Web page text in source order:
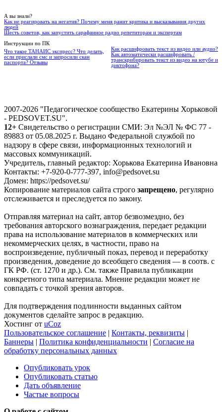
А вы знали?
Как не реагировать на негатив? Почему меня ранит критика и высказывания других
людей
Шесть советов, как запустить сарафанное радио репетиторам и экспертам
Инструкции по ПК
Что такое ТАНАИС экспресс? Что делать,
если прислали смс и запросили скан
паспорта? Отзывы
Как расшифровать текст из видео или аудио?
Как автоматически расшифровать /
транскрибировать текст из видео на ютубе и
диктофона?
2007-2026 "Педагогическое сообщество Екатерины Хорьковой
- PEDSOVET.SU".
12+ Свидетельство о регистрации СМИ: Эл №ЭЛ № ФС 77 -
89883 от 05.08.2025 г. Выдано Федеральной службой по
надзору в сфере связи, информационных технологий и
массовых коммуникаций.
Учредитель, главный редактор: Хорькова Екатерина Ивановна
Контакты: +7-920-0-777-397, info@pedsovet.su
Домен: https://pedsovet.su/
Копирование материалов сайта строго запрещено, регулярно
отслеживается и преследуется по закону.
Отправляя материал на сайт, автор безвозмездно, без
требования авторского вознаграждения, передает редакции
права на использование материалов в коммерческих или
некоммерческих целях, в частности, право на
воспроизведение, публичный показ, перевод и переработку
произведения, доведение до всеобщего сведения — в соотв. с
ГК РФ. (ст. 1270 и др.). См. также Правила публикации
конкретного типа материала. Мнение редакции может не
совпадать с точкой зрения авторов.
Для подтверждения подлинности выданных сайтом
документов сделайте запрос в редакцию.
Хостинг от uCoz
Пользовательское соглашение | Контакты, реквизиты |
Баннеры | Политика конфиденциальности | Согласие на
обработку персональных данных
Опубликовать урок
Опубликовать статью
Дать объявление
Частые вопросы